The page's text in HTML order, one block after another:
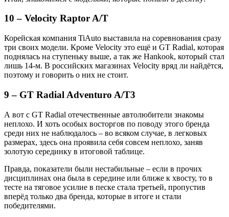
10 – Velocity Raptor A/T
Корейская компания TiAuto выставила на соревнования сразу
три своих модели. Кроме Velocity это ещё и GT Radial, которая
поднялась на ступеньку выше, а так же Hankook, который стал
лишь 14-м. В российских магазинах Velocity вряд ли найдётся,
поэтому и говорить о них не стоит.
9 – GT Radial Adventuro A/T3
А вот с GT Radial отечественные автолюбители знакомы
неплохо. И хоть особых восторгов по поводу этого бренда
среди них не наблюдалось – во всяком случае, в легковых
размерах, здесь она проявила себя совсем неплохо, заняв
золотую серединку в итоговой таблице.
Правда, показатели были нестабильные – если в прочих
дисциплинах она была в середине или ближе к хвосту, то в
тесте на тяговое усилие в песке стала третьей, пропустив
вперёд только два бренда, которые в итоге и стали
победителями.